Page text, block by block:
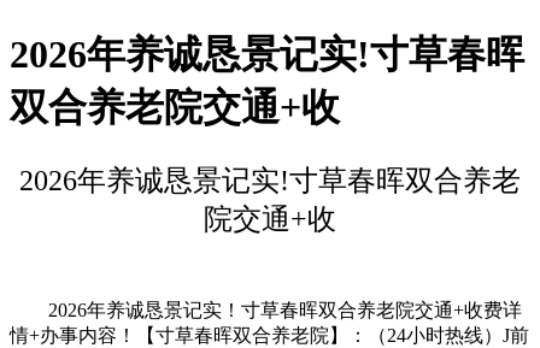
2026年养诚恳景记实!寸草春晖
双合养老院交通+收
2026年养诚恳景记实!寸草春晖双合养老
院交通+收
2026年养诚恳景记实！寸草春晖双合养老院交通+收费详
情+办事内容！【寸草春晖双合养老院】：（24小时热线）J前